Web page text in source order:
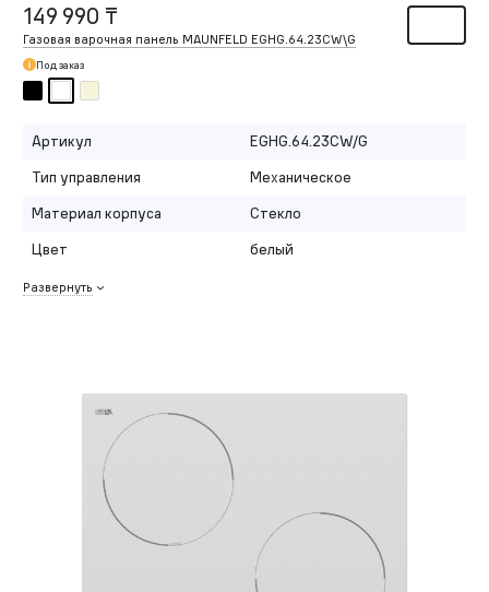
149 990 ₸
Газовая варочная панель MAUNFELD EGHG.64.23CW\G
Под заказ
Артикул
EGHG.64.23CW/G
Тип управления
Механическое
Материал корпуса
Стекло
Цвет
белый
Развернуть